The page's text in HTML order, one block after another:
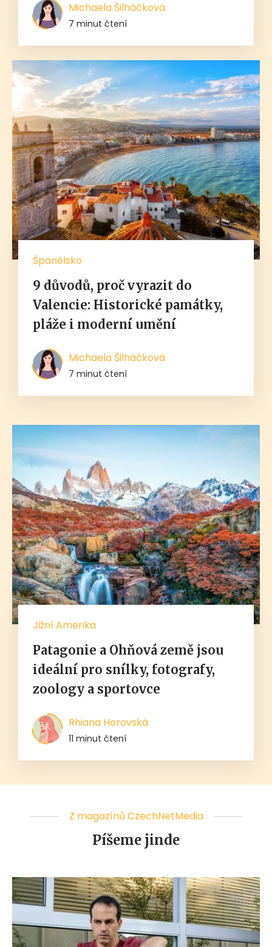
Michaela Šilháčková
7 minut čtení
Španělsko
9 důvodů, proč vyrazit do
Valencie: Historické památky,
pláže i moderní umění
Michaela Šilháčková
7 minut čtení
Jižní Amerika
Patagonie a Ohňová země jsou
ideální pro snílky, fotografy,
zoology a sportovce
Rhiana Horovská
11 minut čtení
Z magazínů CzechNetMedia
Píšeme jinde